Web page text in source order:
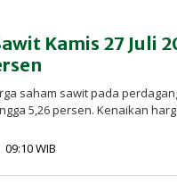
Kamis 27 Juli
saham sawit pada
5,26 persen. Kenaikan
09:10 WIB
InfoSAWIT